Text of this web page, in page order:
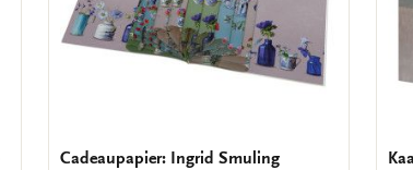
Cadeaupapier: Ingrid Smuling